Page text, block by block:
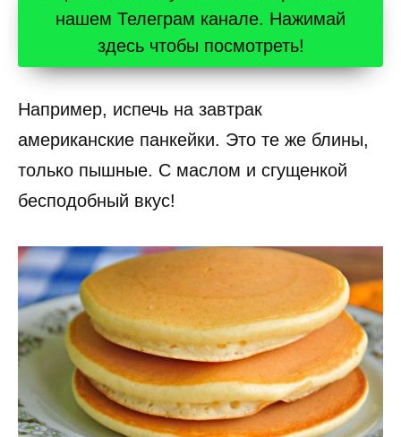
нашем Телеграм канале. Нажимай
здесь чтобы посмотреть!
Например, испечь на завтрак
американские панкейки. Это те же блины,
только пышные. С маслом и сгущенкой
бесподобный вкус!